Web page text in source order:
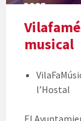
musical
l’Hostal